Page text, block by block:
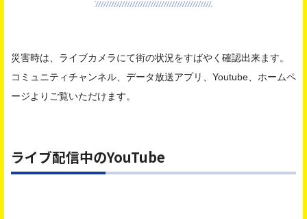
災害時は、ライブカメラにて街の状況をすばやく確認出来ます。
コミュニティチャンネル、データ放送アプリ、Youtube、ホームペ
ージよりご覧いただけます。
ライブ配信中のYouTube